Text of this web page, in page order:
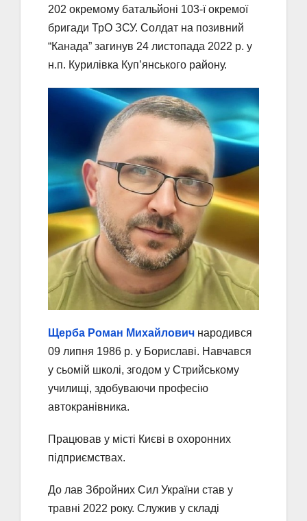
202 окремому батальйоні 103-ї окремої
бригади ТрО ЗСУ. Солдат на позивний
“Канада” загинув 24 листопада 2022 р. у
н.п. Курилівка Купʼянського району.
Щерба Роман Михайлович народився
09 липня 1986 р. у Бориславі. Навчався
у сьомій школі, згодом у Стрийському
училищі, здобуваючи професію
автокранівника.
Працював у місті Києві в охоронних
підприємствах.
До лав Збройних Сил України став у
травні 2022 року. Служив у складі